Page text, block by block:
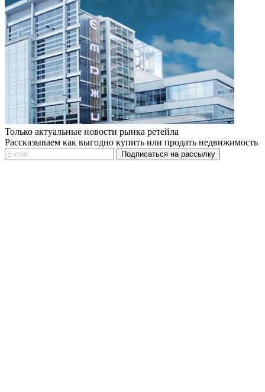
Только актуальные новости рынка ретейла
Рассказываем как выгодно купить или продать недвижимость